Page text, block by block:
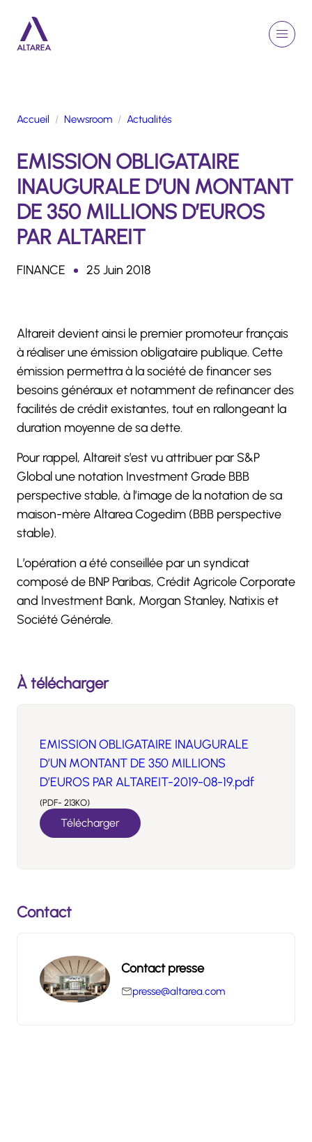
Menu
ACTIVITÉS
ENGAGEMENTS
TALENTS
FINANCE
NEWSROOM
Rechercher
Accueil Newsroom Actualités
EMISSION OBLIGATAIRE
INAUGURALE D’UN MONTANT
DE 350 MILLIONS D’EUROS
PAR ALTAREIT
FINANCE 25 Juin 2018
Altareit devient ainsi le premier promoteur français
à réaliser une émission obligataire publique. Cette
émission permettra à la société de financer ses
besoins généraux et notamment de refinancer des
facilités de crédit existantes, tout en rallongeant la
duration moyenne de sa dette.
Pour rappel, Altareit s’est vu attribuer par S&P
Global une notation Investment Grade BBB
perspective stable, à l’image de la notation de sa
maison-mère Altarea Cogedim (BBB perspective
stable).
L’opération a été conseillée par un syndicat
composé de BNP Paribas, Crédit Agricole Corporate
and Investment Bank, Morgan Stanley, Natixis et
Société Générale.
À télécharger
EMISSION OBLIGATAIRE INAUGURALE
D’UN MONTANT DE 350 MILLIONS
D’EUROS PAR ALTAREIT-2019-08-19.pdf
(PDF- 213KO)
Télécharger
Contact
Contact presse
presse@altarea.com